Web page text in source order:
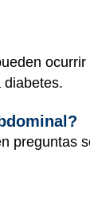
diabetes.
preguntas